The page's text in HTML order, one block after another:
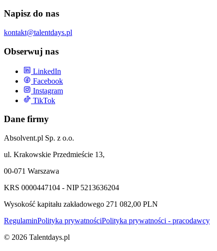
Napisz do nas
kontakt@talentdays.pl
Obserwuj nas
LinkedIn
Facebook
Instagram
TikTok
Dane firmy
Absolvent.pl Sp. z o.o.
ul. Krakowskie Przedmieście 13,
00-071 Warszawa
KRS 0000447104 - NIP 5213636204
Wysokość kapitału zakładowego 271 082,00 PLN
RegulaminPolityka prywatnościPolityka prywatności - pracodawcy
© 2026 Talentdays.pl